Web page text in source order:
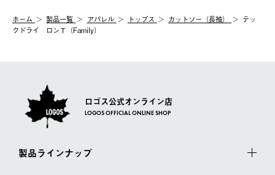
ホーム 製品⼀覧 アパレル トップス カットソー（長袖）
テッ
クドライ ロンＴ（Family）
ロゴス公式オンライン店
LOGOS OFFICIAL ONLINE SHOP
製品ラインナップ